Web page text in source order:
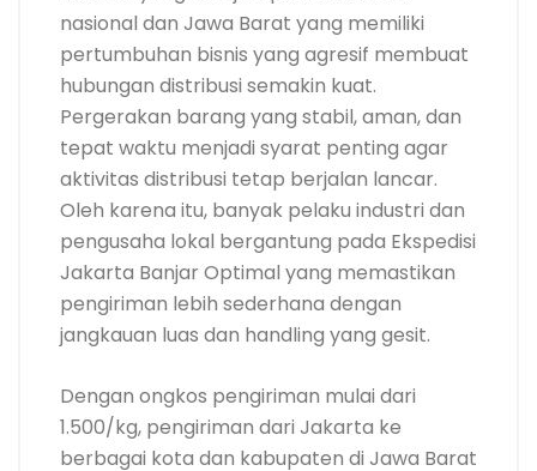
nasional dan Jawa Barat yang memiliki
pertumbuhan bisnis yang agresif membuat
hubungan distribusi semakin kuat.
Pergerakan barang yang stabil, aman, dan
tepat waktu menjadi syarat penting agar
aktivitas distribusi tetap berjalan lancar.
Oleh karena itu, banyak pelaku industri dan
pengusaha lokal bergantung pada Ekspedisi
Jakarta Banjar Optimal yang memastikan
pengiriman lebih sederhana dengan
jangkauan luas dan handling yang gesit.
Dengan ongkos pengiriman mulai dari
1.500/kg, pengiriman dari Jakarta ke
berbagai kota dan kabupaten di Jawa Barat